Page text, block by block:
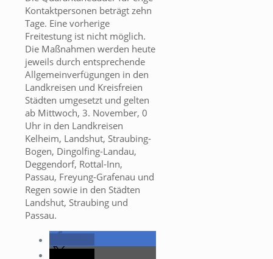
Kontaktpersonen beträgt zehn
Tage. Eine vorherige
Freitestung ist nicht möglich.
Die Maßnahmen werden heute
jeweils durch entsprechende
Allgemeinverfügungen in den
Landkreisen und Kreisfreien
Städten umgesetzt und gelten
ab Mittwoch, 3. November, 0
Uhr in den Landkreisen
Kelheim, Landshut, Straubing-
Bogen, Dingolfing-Landau,
Deggendorf, Rottal-Inn,
Passau, Freyung-Grafenau und
Regen sowie in den Städten
Landshut, Straubing und
Passau.